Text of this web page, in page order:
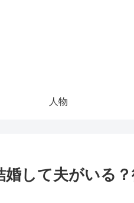
人物
婚して夫がいる